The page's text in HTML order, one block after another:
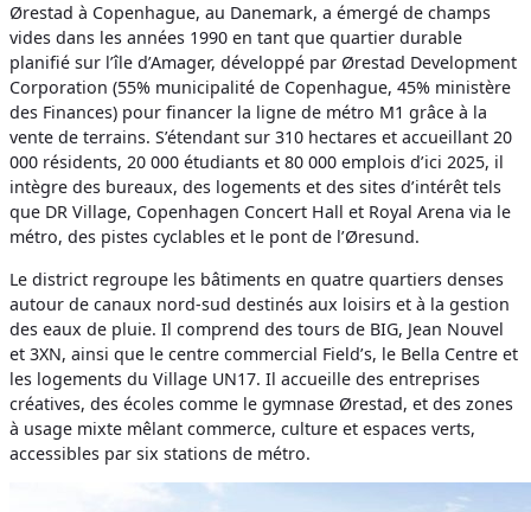
Ørestad à Copenhague, au Danemark, a émergé de champs
vides dans les années 1990 en tant que quartier durable
planifié sur l’île d’Amager, développé par Ørestad Development
Corporation (55% municipalité de Copenhague, 45% ministère
des Finances) pour financer la ligne de métro M1 grâce à la
vente de terrains. S’étendant sur 310 hectares et accueillant 20
000 résidents, 20 000 étudiants et 80 000 emplois d’ici 2025, il
intègre des bureaux, des logements et des sites d’intérêt tels
que DR Village, Copenhagen Concert Hall et Royal Arena via le
métro, des pistes cyclables et le pont de l’Øresund.
Le district regroupe les bâtiments en quatre quartiers denses
autour de canaux nord-sud destinés aux loisirs et à la gestion
des eaux de pluie. Il comprend des tours de BIG, Jean Nouvel
et 3XN, ainsi que le centre commercial Field’s, le Bella Centre et
les logements du Village UN17. Il accueille des entreprises
créatives, des écoles comme le gymnase Ørestad, et des zones
à usage mixte mêlant commerce, culture et espaces verts,
accessibles par six stations de métro.